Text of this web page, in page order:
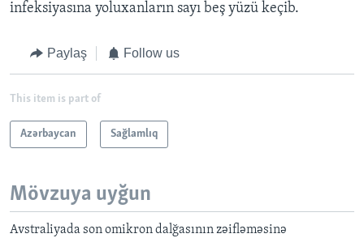
infeksiyasına yoluxanların sayı beş yüzü keçib.
Paylaş Follow us
This item is part of
Azərbaycan Sağlamlıq
Mövzuya uyğun
Avstraliyada son omikron dalğasının zəifləməsinə